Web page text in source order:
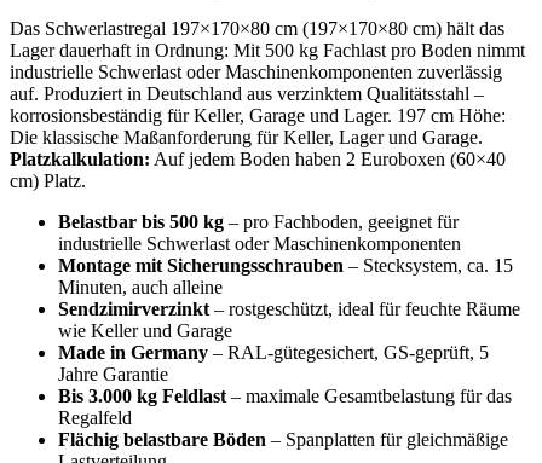
Das Schwerlastregal 197×170×80 cm (197×170×80 cm) hält das
Lager dauerhaft in Ordnung: Mit 500 kg Fachlast pro Boden nimmt
industrielle Schwerlast oder Maschinenkomponenten zuverlässig
auf. Produziert in Deutschland aus verzinktem Qualitätsstahl –
korrosionsbeständig für Keller, Garage und Lager. 197 cm Höhe:
Die klassische Maßanforderung für Keller, Lager und Garage.
Platzkalkulation: Auf jedem Boden haben 2 Euroboxen (60×40
cm) Platz.
Belastbar bis 500 kg – pro Fachboden, geeignet für
industrielle Schwerlast oder Maschinenkomponenten
Montage mit Sicherungsschrauben – Stecksystem, ca. 15
Minuten, auch alleine
Sendzimirverzinkt– rostgeschützt, ideal für feuchte Räume
wie Keller und Garage
Made in Germany – RAL-gütegesichert, GS-geprüft, 5
Jahre Garantie
Bis 3.000 kg Feldlast– maximale Gesamtbelastung für das
Regalfeld
Flächig belastbare Böden – Spanplatten für gleichmäßige